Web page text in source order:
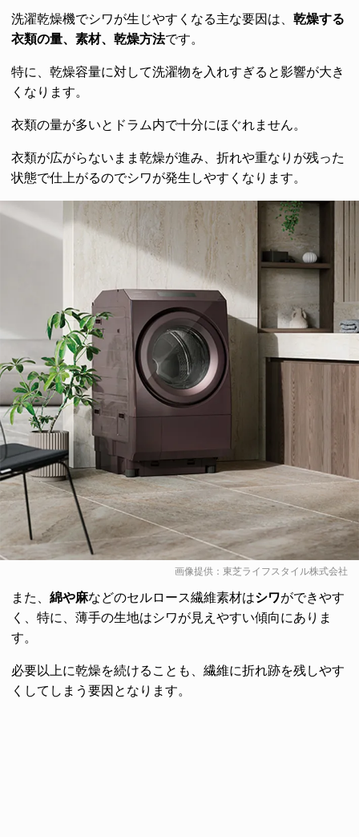
洗濯乾燥機でシワが生じやすくなる主な要因は、 乾燥する
衣類の量、素材、乾燥方法です。
特に、乾燥容量に対して洗濯物を入れすぎると影響が大き
くなります。
衣類の量が多いとドラム内で十分にほぐれません。
衣類が広がらないまま乾燥が進み、折れや重なりが残った
状態で仕上がるのでシワが発生しやすくなります。
画像提供：東芝ライフスタイル株式会社
また、 綿や麻などのセルロース繊維素材はシワができやす
く、特に、薄手の生地はシワが見えやすい傾向にありま
す。
必要以上に乾燥を続けることも、繊維に折れ跡を残しやす
くしてしまう要因となります。